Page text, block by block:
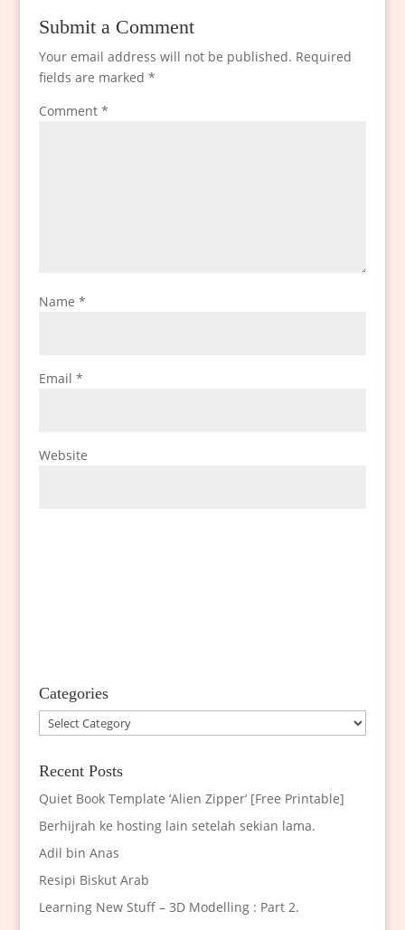
Submit a Comment
Your email address will not be published. Required
fields are marked *
Comment *
Name *
Email *
Website
Categories
Categories
Recent Posts
Quiet Book Template ‘Alien Zipper’ [Free Printable]
Berhijrah ke hosting lain setelah sekian lama.
Adil bin Anas
Resipi Biskut Arab
Learning New Stuff – 3D Modelling : Part 2.